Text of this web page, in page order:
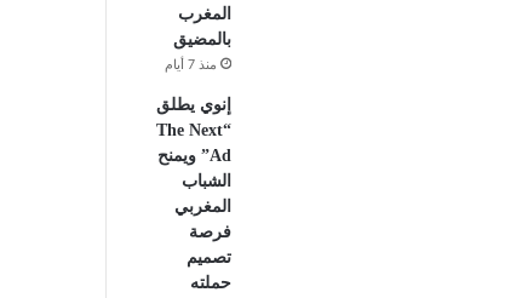
المغرب
بالمضيق
منذ 7 أيام
إنوي يطلق
“The Next
Ad” ويمنح
الشباب
المغربي
فرصة
تصميم
حملته